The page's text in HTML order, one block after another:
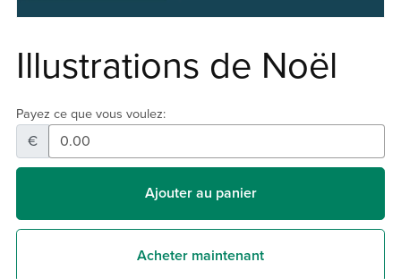
Illustrations de Noël
Payez ce que vous voulez:
€
Ajouter au panier
Acheter maintenant